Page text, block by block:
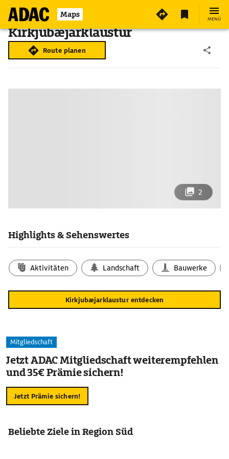
Maps MENÜ
Kirkjubæjarklaustur
Route planen
2
Highlights & Sehenswertes
Aktivitäten Landschaft Bauwerke
Kirkjubæjarklaustur entdecken
Mitgliedschaft
Jetzt ADAC Mitgliedschaft weiterempfehlen
und 35€ Prämie sichern!
Jetzt Prämie sichern!
Beliebte Ziele in Region Süd